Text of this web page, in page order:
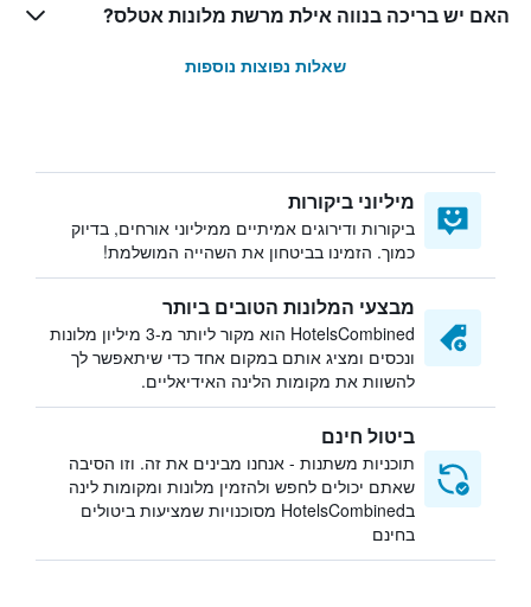
האם יש בריכה בנווה אילת מרשת מלונות אטלס?
שאלות נפוצות נוספות
מיליוני ביקורות
ביקורות ודירוגים אמיתיים ממיליוני אורחים, בדיוק
כמוך. הזמינו בביטחון את השהייה המושלמת!
מבצעי המלונות הטובים ביותר
HotelsCombined הוא מקור ליותר מ-3 מיליון מלונות
ונכסים ומציג אותם במקום אחד כדי שיתאפשר לך
להשוות את מקומות הלינה האידיאליים.
ביטול חינם
תוכניות משתנות - אנחנו מבינים את זה. וזו הסיבה
שאתם יכולים לחפש ולהזמין מלונות ומקומות לינה
בHotelsCombined מסוכנויות שמציעות ביטולים
בחינם